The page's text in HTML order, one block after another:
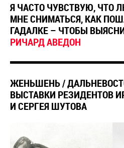
Я ЧАСТО ЧУВСТВУЮ, ЧТО
МНЕ СНИМАТЬСЯ, КАК
ГАДАЛКЕ – ЧТОБЫ
РИЧАРД АВЕДОН
ЖЕНЬШЕНЬ /
ВЫСТАВКИ РЕЗИДЕНТОВ
И СЕРГЕЯ ШУТОВА